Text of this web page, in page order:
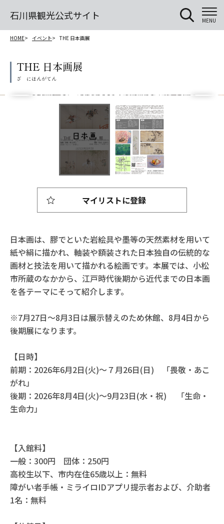
石川県観光公式サイト MENU
HOME イベント THE 日本画展
THE 日本画展
日本画は、膠でといた岩絵具や墨等の天然素材を用いて
紙や絹に描かれ、軸装や額装された日本独自の伝統的な
画材と技法を用いて描かれる絵画です。本展では、小松
市所蔵のなかから、江戸時代後期から近代までの日本画
を各テーマにそって紹介します。
※7月27日〜8月3日は展示替えのため休館、8月4日から
後期展になります。
【日時】
前期：2026年6月2日(火)～７月26日(日) 「畏敬・あこ
がれ」
後期：2026年8月4日(火)〜9月23日(水・祝) 「生命・
生命力」
【入館料】
一般：300円 団体：250円
高校生以下、市内在住65歳以上：無料
障がい者手帳・ミライロIDアプリ提示者および、介助者
1名：無料
マイリストに登録